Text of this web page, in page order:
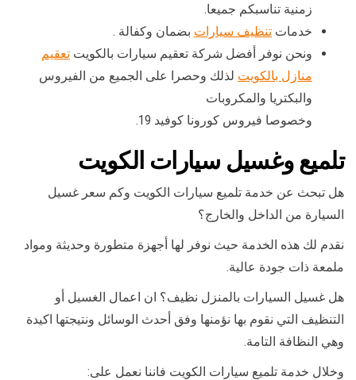
زمنية تناسبكم جميعا.
خدمات تنظيف سيارات بضمان وكفالة .
ونحن نوفر أفضل شركة تعقيم سيارات بالكويت تعقيم
منازل بالكويت لذلك وحصرا على الجميع من الفيروس
والبكتريا والمكروبات
وخصوصا فيروس كورونا كوفيد 19.
تلميع وغسيل سيارات الكويت
هل تبحث عن خدمة تلميع سيارات الكويت وكم سعر غسيل
السيارة من الداخل والخارج؟
نقدم لك هذه الخدمة حيث نوفر لها أجهزة متطورة وحديثة ومواد
ملمعة ذات جودة عالية.
هل غسيل السيارات بالمنزل نظيف؟ ان اعمال الغسيل أو
التنظيف التي نقوم بها نؤمنها وفق أحدث الوسائل ونتيجتها اكيدة
وهي النظافة التامة.
وخلال خدمة تلميع سيارات الكويت فاننا نعمل على: